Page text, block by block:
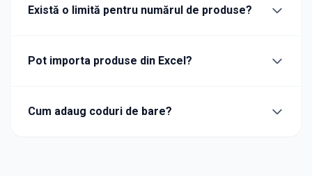
Există o limită pentru numărul de produse?
Pot importa produse din Excel?
Cum adaug coduri de bare?